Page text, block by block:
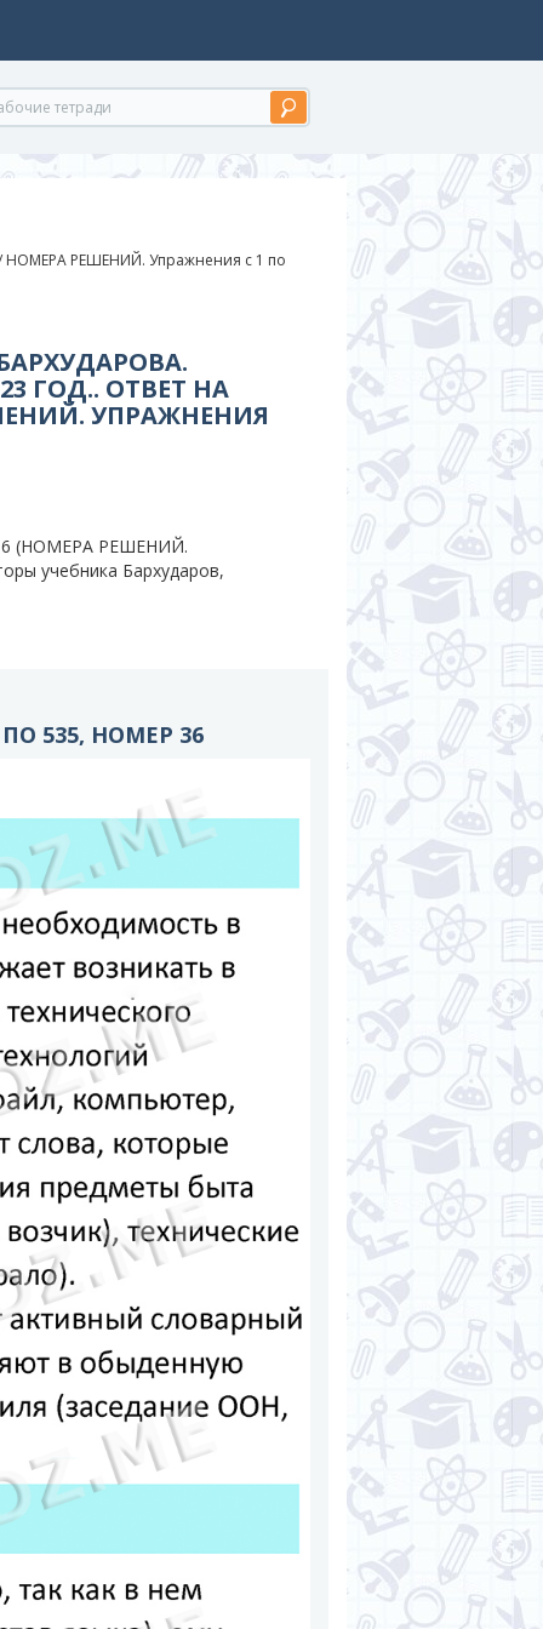
НОМЕРА РЕШЕНИЙ. Упражнения с 1 по
ГОД.. ОТВЕТ НА
УПРАЖНЕНИЯ
(НОМЕРА РЕШЕНИЙ.
учебника Бархударов,
535, НОМЕР 36